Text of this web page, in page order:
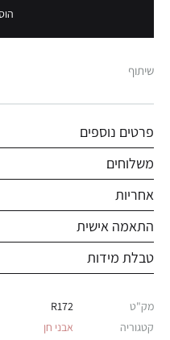
שיתוף
פרטים נוספים
משלוחים
אחריות
התאמה אישית
טבלת מידות
מק"ט
R172
קטגוריה
אבני חן